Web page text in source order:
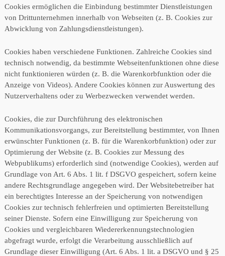
Cookies ermöglichen die Einbindung bestimmter Dienstleistungen
von Drittunternehmen innerhalb von Webseiten (z. B. Cookies zur
Abwicklung von Zahlungsdienstleistungen).
Cookies haben verschiedene Funktionen. Zahlreiche Cookies sind
technisch notwendig, da bestimmte Webseitenfunktionen ohne diese
nicht funktionieren würden (z. B. die Warenkorbfunktion oder die
Anzeige von Videos). Andere Cookies können zur Auswertung des
Nutzerverhaltens oder zu Werbezwecken verwendet werden.
Cookies, die zur Durchführung des elektronischen
Kommunikationsvorgangs, zur Bereitstellung bestimmter, von Ihnen
erwünschter Funktionen (z. B. für die Warenkorbfunktion) oder zur
Optimierung der Website (z. B. Cookies zur Messung des
Webpublikums) erforderlich sind (notwendige Cookies), werden auf
Grundlage von Art. 6 Abs. 1 lit. f DSGVO gespeichert, sofern keine
andere Rechtsgrundlage angegeben wird. Der Websitebetreiber hat
ein berechtigtes Interesse an der Speicherung von notwendigen
Cookies zur technisch fehlerfreien und optimierten Bereitstellung
seiner Dienste. Sofern eine Einwilligung zur Speicherung von
Cookies und vergleichbaren Wiedererkennungstechnologien
abgefragt wurde, erfolgt die Verarbeitung ausschließlich auf
Grundlage dieser Einwilligung (Art. 6 Abs. 1 lit. a DSGVO und § 25